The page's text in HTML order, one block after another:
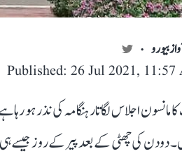
بیورو
Published: 26 Jul 2021,
کا مانسون اجلاس لگاتار ہنگامہ کی نذر
دو دن کی چھٹی کے بعد پیر کے روز جیسے